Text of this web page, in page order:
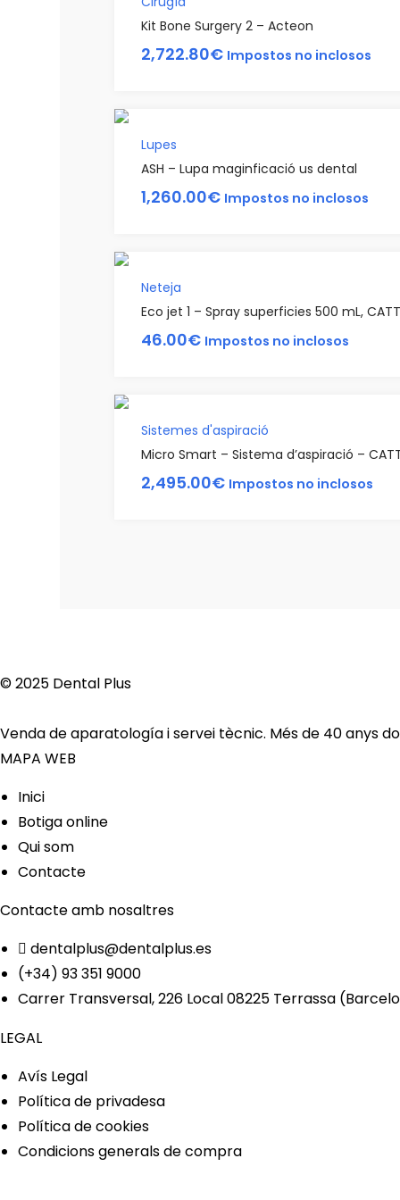
Kit Bone Surgery 2 – Acteon
2,722.80€ Impostos no inclosos
Lupes
ASH – Lupa maginficació us dental
1,260.00€ Impostos no inclosos
Neteja
Eco jet 1 – Spray superficies 500 mL,
46.00€ Impostos no inclosos
Sistemes d'aspiració
Micro Smart – Sistema d’aspiració –
2,495.00€ Impostos no inclosos
© 2025 Dental Plus
Venda de aparatología i servei tècnic. Més de 40 anys
MAPA WEB
Inici
Botiga online
Qui som
Contacte
Contacte amb nosaltres
dentalplus@dentalplus.es
(+34) 93 351 9000
Carrer Transversal, 226 Local 08225 Terrassa
LEGAL
Avís Legal
Política de privadesa
Política de cookies
Condicions generals de compra